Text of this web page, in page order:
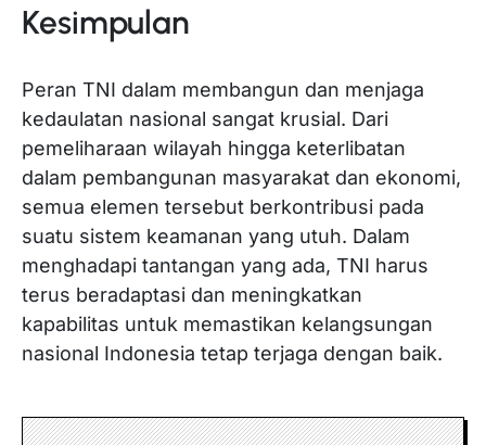
Kesimpulan
Peran TNI dalam membangun dan menjaga
kedaulatan nasional sangat krusial. Dari
pemeliharaan wilayah hingga keterlibatan
dalam pembangunan masyarakat dan ekonomi,
semua elemen tersebut berkontribusi pada
suatu sistem keamanan yang utuh. Dalam
menghadapi tantangan yang ada, TNI harus
terus beradaptasi dan meningkatkan
kapabilitas untuk memastikan kelangsungan
nasional Indonesia tetap terjaga dengan baik.